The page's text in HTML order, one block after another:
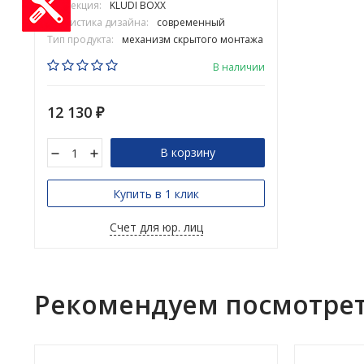
Коллекция:
KLUDI BOXX
Стилистика дизайна:
современный
Тип продукта:
механизм скрытого монтажа
В наличии
12 130 ₽
В корзину
Купить в 1 клик
Счет для юр. лиц
Рекомендуем